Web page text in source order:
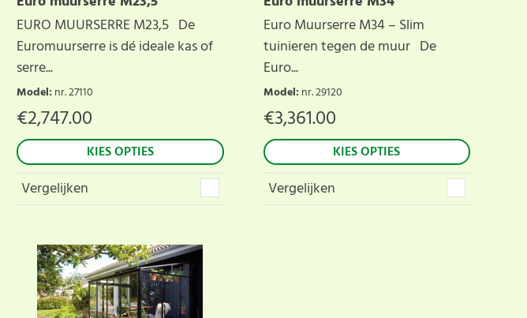
EURO MUURSERRE M23,5 De
Euromuurserre is dé ideale kas of
serre...
Model: nr. 27110
€2,747.00
KIES OPTIES
Vergelijken
Euro Muurserre M34 – Slim
tuinieren tegen de muur De
Euro...
Model: nr. 29120
€3,361.00
KIES OPTIES
Vergelijken